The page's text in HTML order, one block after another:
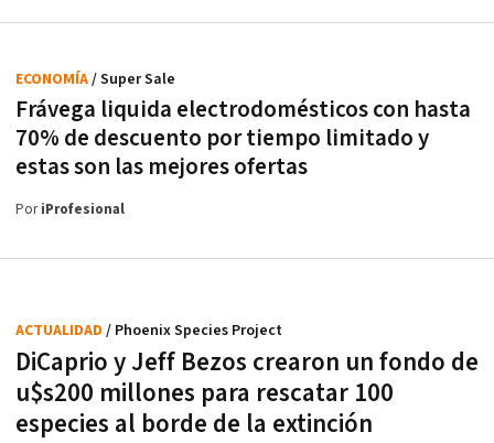
Frávega liquida electrodomésticos con hasta
70% de descuento por tiempo limitado y
estas son las mejores ofertas
ECONOMÍA/ Super Sale
PoriProfesional
DiCaprio y Jeff Bezos crearon un fondo de
u$s200 millones para rescatar 100
especies al borde de la extinción
ACTUALIDAD / Phoenix Species Project